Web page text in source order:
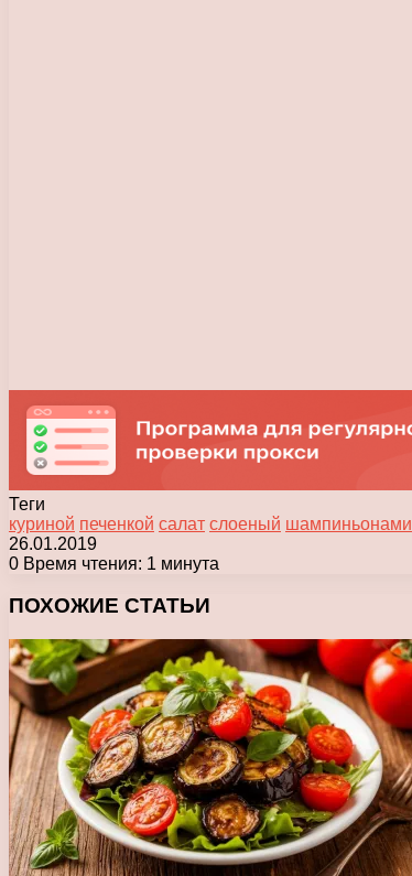
Теги
куриной печенкой салат слоеный шампиньонами
26.01.2019
0 Время чтения: 1 минута
ПОХОЖИЕ СТАТЬИ